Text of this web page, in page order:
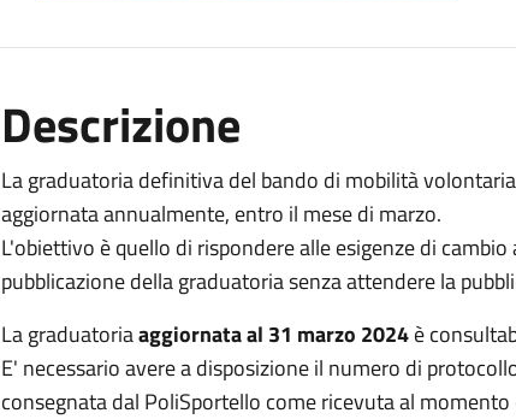
Descrizione
La graduatoria definitiva del bando di mobilità
aggiornata annualmente, entro il mese di marzo.
L'obiettivo è quello di rispondere alle esigenze di
pubblicazione della graduatoria senza attendere la
La graduatoriaaggiornata al 31 marzo 2024è
E' necessario avere a disposizione il numero di
consegnata dal PoliSportello come ricevuta al